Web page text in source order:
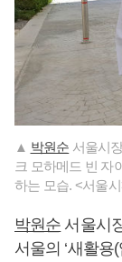
▲ 박원순 서울시
크 모하메드 빈 자
하는 모습. <서울
박원순 서울시
서울의 ‘새활용